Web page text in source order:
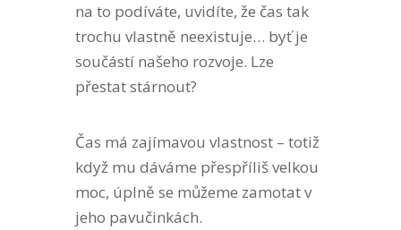
na to podíváte, uvidíte, že čas tak
trochu vlastně neexistuje… byť je
součástí našeho rozvoje. Lze
přestat stárnout?
Čas má zajímavou vlastnost – totiž
když mu dáváme přespříliš velkou
moc, úplně se můžeme zamotat v
jeho pavučinkách.